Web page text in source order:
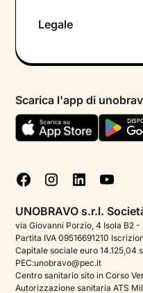
Psicologo in chat
Aiuto urgente
FAQ
Podcast di psicologia
Corporate
Psicologo italiano
Legale
Termini e condizioni
Informativa Privacy
Cookie policy
Gestisci cookie
Scarica l'app di
UNOBRAVO s.r.l.
via Giovanni Porzio, 4 Isola B2 -
Partita IVA 09516691210
Capitale sociale euro 14.125,04
PEC:unobravo@pec.it
Centro sanitario sito in Corso
Autorizzazione sanitaria ATS